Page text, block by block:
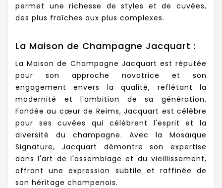
permet une richesse de styles et de cuvées,
des plus fraîches aux plus complexes.
La Maison de Champagne Jacquart :
La Maison de Champagne Jacquart est réputée
pour son approche novatrice et son
engagement envers la qualité, reflétant la
modernité et l'ambition de sa génération.
Fondée au cœur de Reims, Jacquart est célèbre
pour ses cuvées qui célèbrent l'esprit et la
diversité du champagne. Avec la Mosaïque
Signature, Jacquart démontre son expertise
dans l'art de l'assemblage et du vieillissement,
offrant une expression subtile et raffinée de
son héritage champenois.